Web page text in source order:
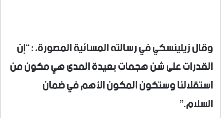
وقال زيلينسكي في رسالته المسائية المصورة، : “إن
القدرات على شن هجمات بعيدة المدى هي مكون من
استقلالنا وستكون المكون الأهم في ضمان
السلام.”